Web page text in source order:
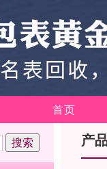
首页
产